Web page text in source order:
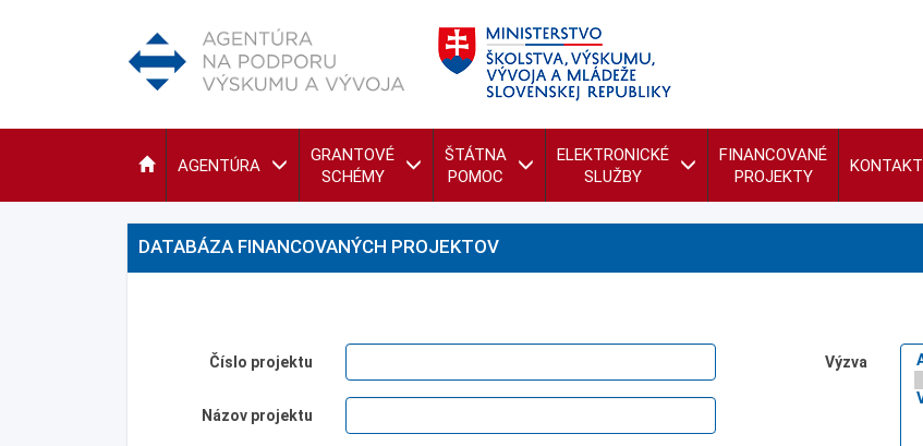
AGENTÚRA
GRANTOVÉ
SCHÉMY
ŠTÁTNA
POMOC
ELEKTRONICKÉ
SLUŽBY
FINANCOVANÉ
PROJEKTY
KONTAKT
DATABÁZA FINANCOVANÝCH PROJEKTOV
Číslo projektu
Názov projektu
Výzva